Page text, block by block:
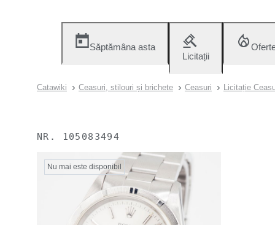
Săptămâna asta
Licitații
Catawiki Ceasuri, stilouri și brichete Ceasuri Licitație
NR. 105083494
Nu mai este disponibil